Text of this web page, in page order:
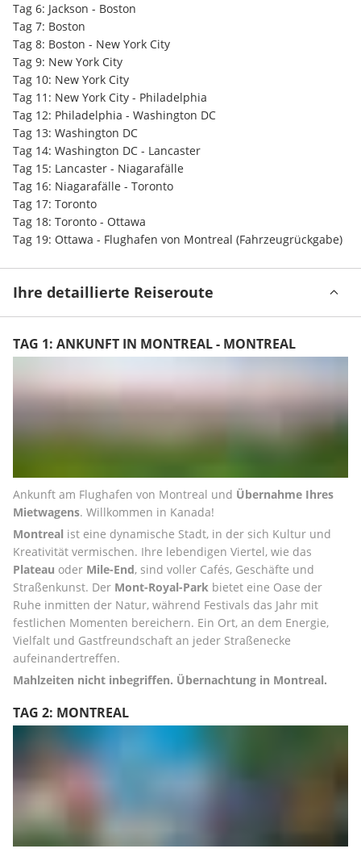
Tag 6: Jackson - Boston
Tag 7: Boston
Tag 8: Boston - New York City
Tag 9: New York City
Tag 10: New York City
Tag 11: New York City - Philadelphia
Tag 12: Philadelphia - Washington DC
Tag 13: Washington DC
Tag 14: Washington DC - Lancaster
Tag 15: Lancaster - Niagarafälle
Tag 16: Niagarafälle - Toronto
Tag 17: Toronto
Tag 18: Toronto - Ottawa
Tag 19: Ottawa - Flughafen von Montreal (Fahrzeugrückgabe)
Ihre detaillierte Reiseroute
TAG 1: ANKUNFT IN MONTREAL - MONTREAL
Ankunft am Flughafen von Montreal und Übernahme Ihres
Mietwagens. Willkommen in Kanada!
Montreal ist eine dynamische Stadt, in der sich Kultur und
Plateau oder Mile-End, sind voller Cafés, Geschäfte und
Straßenkunst. Der Mont-Royal-Park bietet eine Oase der
Ruhe inmitten der Natur, während Festivals das Jahr mit
festlichen Momenten bereichern. Ein Ort, an dem Energie,
Vielfalt und Gastfreundschaft an jeder Straßenecke
aufeinandertreffen.
Mahlzeiten nicht inbegriffen. Übernachtung in Montreal.
TAG 2: MONTREAL